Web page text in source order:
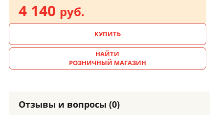
4 140 руб.
КУПИТЬ
НАЙТИ
РОЗНИЧНЫЙ МАГАЗИН
Отзывы и вопросы (0)